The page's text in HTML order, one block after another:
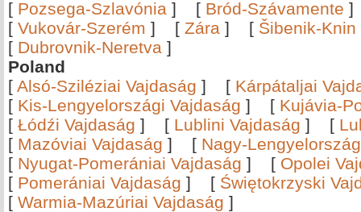
[ Pozsega-Szlavónia ] [ Bród-Szávamente
[ Vukovár-Szerém ] [ Zára ] [ Šibenik-Knin
[ Dubrovnik-Neretva ]
Poland
[ Alsó-Sziléziai Vajdaság ] [ Kárpátaljai
[ Kis-Lengyelországi Vajdaság ] [ Kujávia-
[ Łódźi Vajdaság ] [ Lublini Vajdaság ] [
[ Mazóviai Vajdaság ] [ Nagy-
[ Nyugat-Pomerániai Vajdaság ] [ Opolei
[ Pomerániai Vajdaság ] [ Świętokrzyski
[ Warmia-Mazúriai Vajdaság ]